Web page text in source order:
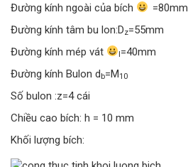
Đường kính ngoài của bích
=80mm
Đường kính tâm bu lon:Dz=55mm
Đường kính mép vát
=40mm
Đường kính Bulon d b=M10
Số bulon :z=4 cái
Chiều cao bích: h = 10 mm
Khối lượng bích: